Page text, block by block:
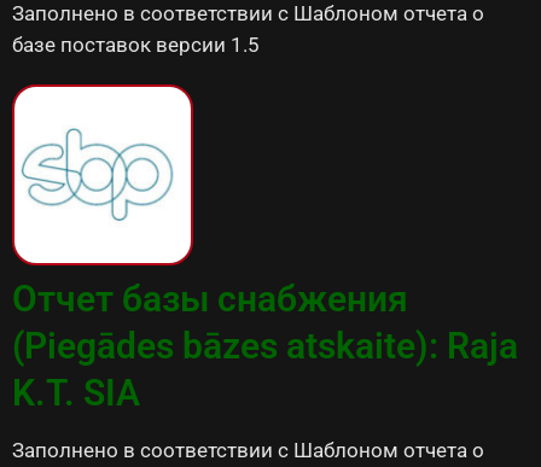
Заполнено в соответствии с Шаблоном отчета о
базе поставок версии 1.5
Отчет базы снабжения
(Piegādes bāzes atskaite): Raja
K.T. SIA
Заполнено в соответствии с Шаблоном отчета о